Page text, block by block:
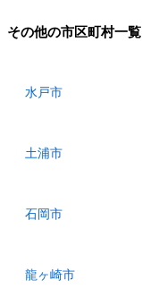
その他の市区町村一覧
水戸市
土浦市
石岡市
龍ヶ崎市